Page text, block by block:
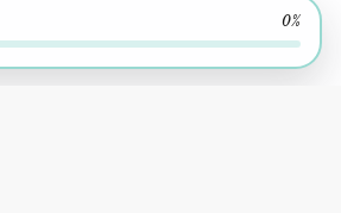
0%